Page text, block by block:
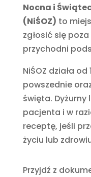
Nocna i
(NiŚOZ) to
zgłosić się
przychodni
NiŚOZ działa
powszednie
święta.
pacjenta i w
receptę, jeśli
życiu lub
Przyjdź z